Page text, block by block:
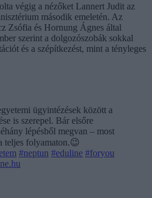
végig a nézőket Lannert Judit az
második emeletén. Az
Zsófia és Hornung Ágnes által
szerint a dolgozószobák sokkal
és a szépítkezést, mint a tényleges
ügyintézések között a
is szerepel. Bár elsőre
lépésből megvan – most
teljes folyamaton.😉
#neptun #eduline #foryou